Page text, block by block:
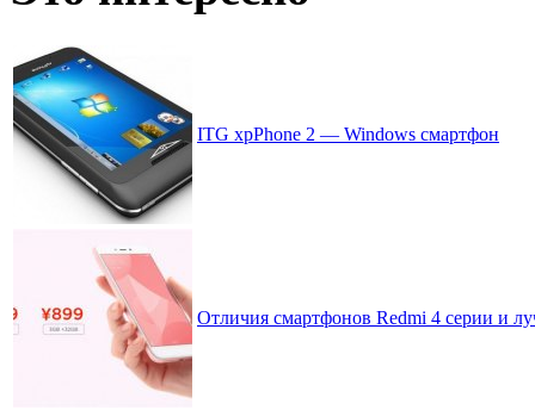
ITG xpPhone 2 — Windows смартфон
Отличия смартфонов Redmi 4 серии и